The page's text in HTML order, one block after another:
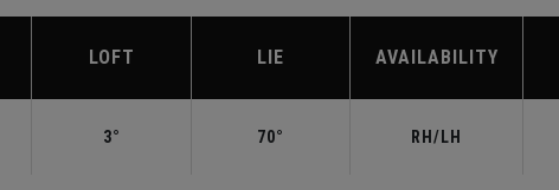
LOFT LIE AVAILABILITY
3° 70° RH/LH